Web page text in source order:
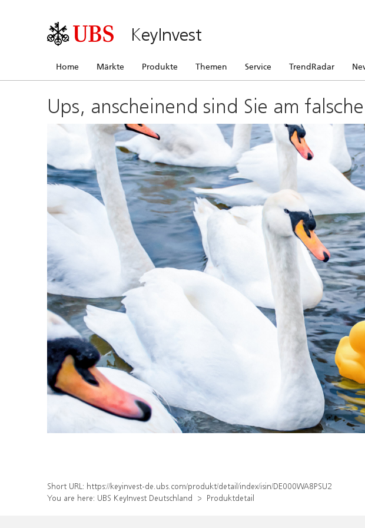
KeyInvest
Home Märkte Produkte Themen Service TrendRadar
Ups, anscheinend sind Sie am
Short URL: https://keyinvest-de.ubs.com/produkt/detail/index/isin/DE000WA8PSU2
You are here: UBS KeyInvest Deutschland Produktdetail